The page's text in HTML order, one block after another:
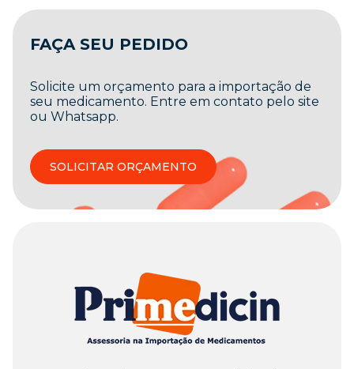
FAÇA SEU PEDIDO
Solicite um orçamento para a importação de
seu medicamento. Entre em contato pelo site
ou Whatsapp.
SOLICITAR ORÇAMENTO